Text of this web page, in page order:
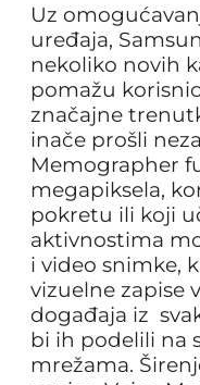
Uz
uređaja,
nekoliko novih
pomažu
značajne
inače prošli
Memographer
megapiksela,
pokretu ili koji
aktivnostima
i video snimke,
vizuelne zapise
događaja iz
bi ih podelili na
mrežama.